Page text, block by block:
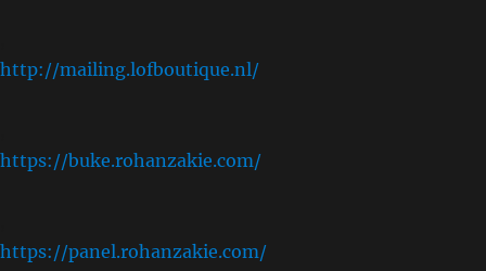
http://mailing.lofboutique.nl/
https://buke.rohanzakie.com/
https://panel.rohanzakie.com/